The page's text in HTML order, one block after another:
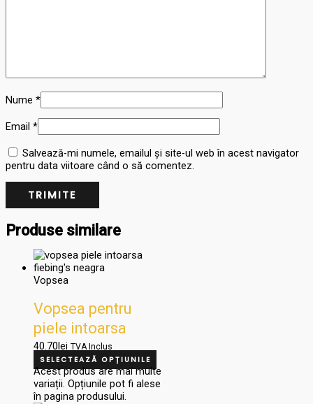
Nume *
Email *
Salvează-mi numele, emailul și site-ul web în acest navigator
pentru data viitoare când o să comentez.
Produse similare
Vopsea
Vopsea pentru
piele intoarsa
Fiebing’s
40.70lei TVA Inclus
SELECTEAZĂ OPȚIUNILE
Acest produs are mai multe
variații. Opțiunile pot fi alese
în pagina produsului.